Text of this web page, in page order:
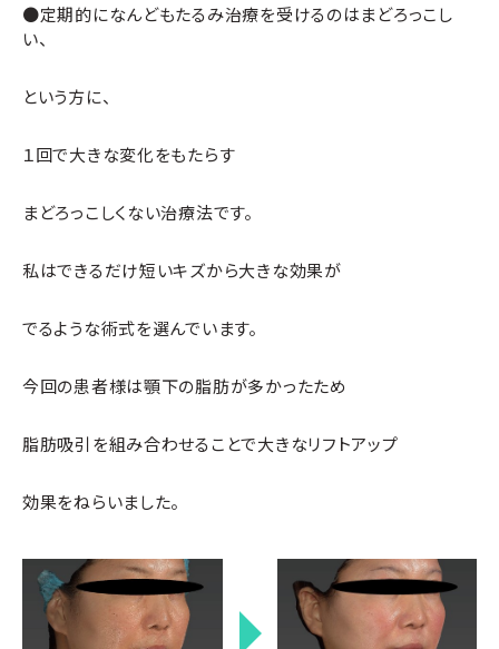
●定期的になんどもたるみ治療を受けるのはまどろっこし
い、
という方に、
１回で大きな変化をもたらす
まどろっこしくない治療法です。
私はできるだけ短いキズから大きな効果が
でるような術式を選んでいます。
今回の患者様は顎下の脂肪が多かったため
脂肪吸引を組み合わせることで大きなリフトアップ
効果をねらいました。